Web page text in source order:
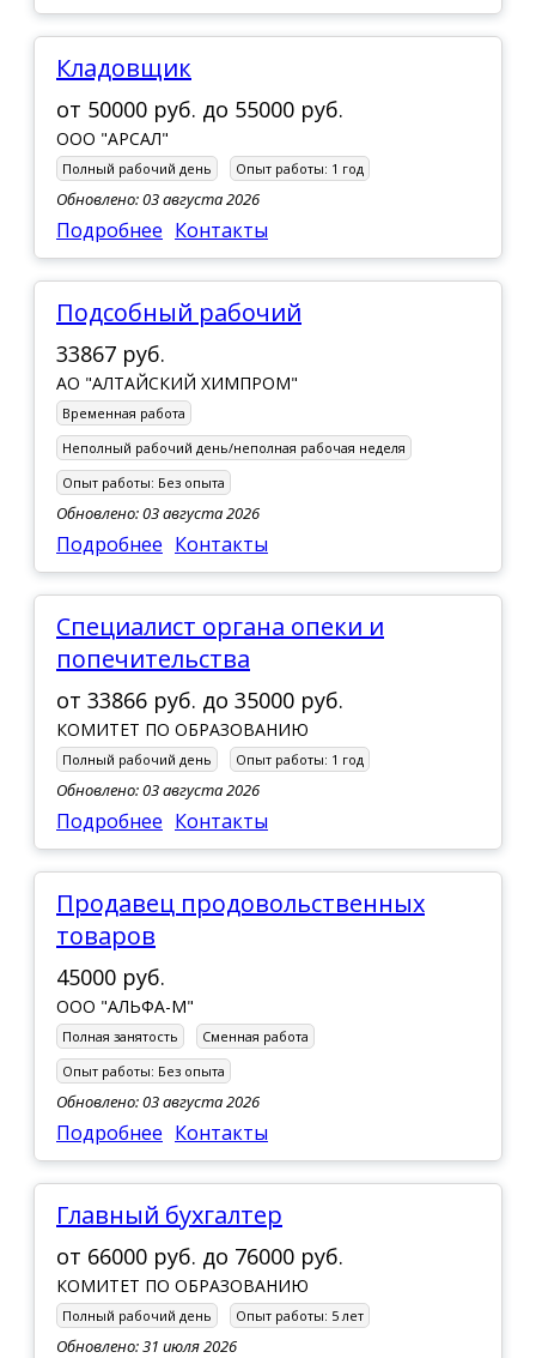
Кладовщик
от 50000 руб. до 55000 руб.
ООО "АРСАЛ"
Полный рабочий день Опыт работы: 1 год
Обновлено: 03 августа 2026
Подробнее Контакты
Подсобный рабочий
33867 руб.
АО "АЛТАЙСКИЙ ХИМПРОМ"
Временная работа
Неполный рабочий день/неполная рабочая неделя
Опыт работы: Без опыта
Обновлено: 03 августа 2026
Подробнее Контакты
Специалист органа опеки и
попечительства
от 33866 руб. до 35000 руб.
КОМИТЕТ ПО ОБРАЗОВАНИЮ
Полный рабочий день Опыт работы: 1 год
Обновлено: 03 августа 2026
Подробнее Контакты
Продавец продовольственных
товаров
45000 руб.
ООО "АЛЬФА-М"
Полная занятость
Сменная работа
Опыт работы: Без опыта
Обновлено: 03 августа 2026
Подробнее Контакты
Главный бухгалтер
от 66000 руб. до 76000 руб.
КОМИТЕТ ПО ОБРАЗОВАНИЮ
Полный рабочий день Опыт работы: 5 лет
Обновлено: 31 июля 2026